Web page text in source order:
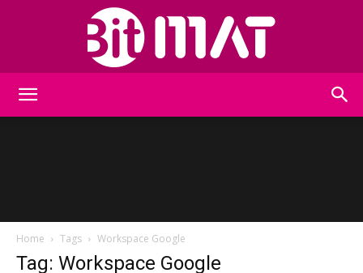
Home Tags Workspace Google
Tag: Workspace Google